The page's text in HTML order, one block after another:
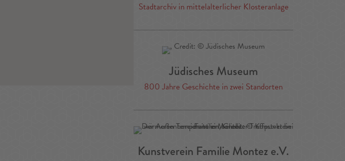
Stadtarchiv in mittelalterlicher Klosteranlage
Jüdisches Museum
800 Jahre Geschichte in zwei Standorten
Kunstverein Familie Montez e.V.